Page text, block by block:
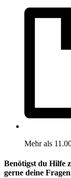
Mehr als
Benötigst du Hilfe
gerne deine